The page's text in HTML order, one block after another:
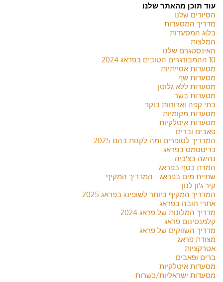
עוד תוכן מהאתר שלנו
הסיורים שלנו
מדריך המסעדות
בלוג המסעדות
המלצות
האינסטגרם שלנו
10 ההמבורגרים הטובים בפראג 2024
מסעדות אסייתיות
מסעדות שף
מסעדות ללא גלוטן
מסעדות בשר
בתי קפה וארוחות בוקר
מסעדות מקומיות
מסעדות איטלקיות
פאבים וברים
המדריך לסופרים ומה לקנות בהם 2025
כריסטמס בפראג
נהיגה בצ'כיה
המרת כסף בפראג
שתיית מים בפראג - המדריך המקיף
קיר ג'ון לנון
המדריך המקיף ביותר לשופינג בפראג 2025
אתרי חובה בפראג
מדריך המלונות של פראג 2024
קלמנטינום פראג
מדריך השווקים של פראג
מצודת פראג
אטרקציות
ברים ופאבים
מסעדות איטלקיות
מסעדות ישראליות/כשרות